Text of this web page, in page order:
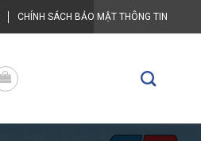
CHÍNH SÁCH BẢO MẬT THÔNG TIN